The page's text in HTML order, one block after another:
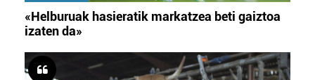
«Helburuak hasieratik markatzea beti gaiztoa
izaten da»